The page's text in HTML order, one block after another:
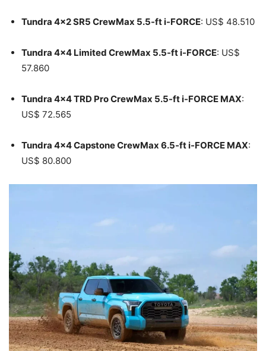
Tundra 4×2 SR5 CrewMax 5.5-ft i-FORCE: US$ 48.510
Tundra 4×4 Limited CrewMax 5.5-ft i-FORCE: US$
57.860
Tundra 4×4 TRD Pro CrewMax 5.5-ft i-FORCE MAX:
US$ 72.565
Tundra 4×4 Capstone CrewMax 6.5-ft i-FORCE MAX:
US$ 80.800